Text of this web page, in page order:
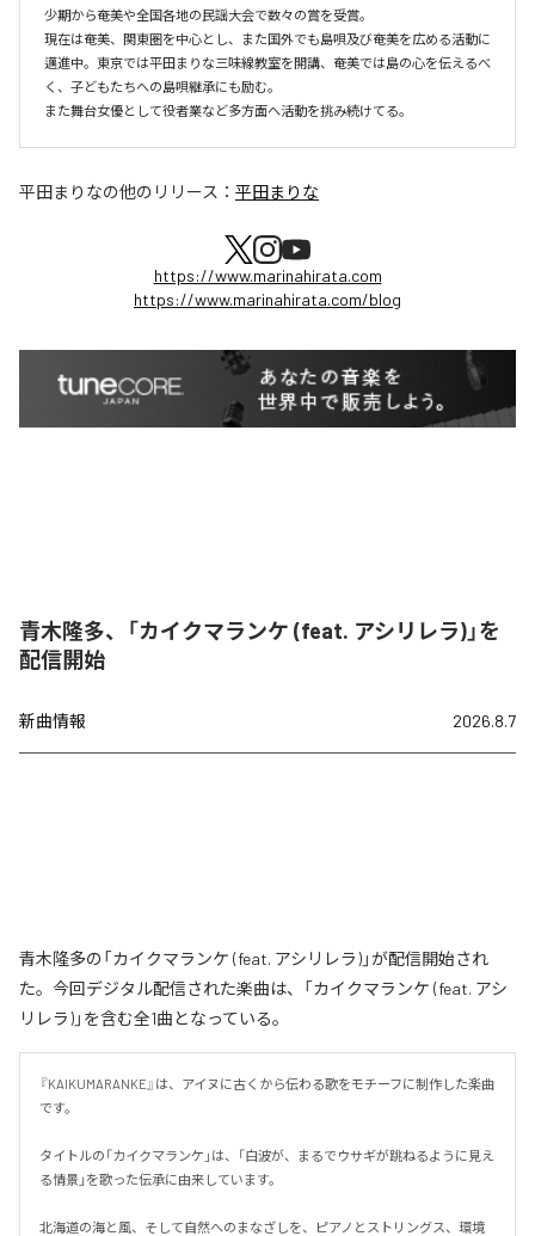
少期から奄美や全国各地の民謡大会で数々の賞を受賞。
現在は奄美、関東圏を中心とし、また国外でも島唄及び奄美を広める活動に
邁進中。東京では平田まりな三味線教室を開講、奄美では島の心を伝えるべ
く、子どもたちへの島唄継承にも励む。
また舞台女優として役者業など多方面へ活動を挑み続けてる。
平田まりなの他のリリース： 平田まりな
https://www.marinahirata.com
https://www.marinahirata.com/blog
青木隆多、「カイクマランケ (feat. アシリレラ)」を
配信開始
新曲情報 2026.8.7
青木隆多の「カイクマランケ (feat. アシリレラ)」が配信開始され
た。今回デジタル配信された楽曲は、「カイクマランケ (feat. アシ
リレラ)」を含む全1曲となっている。
『KAIKUMARANKE』は、アイヌに古くから伝わる歌をモチーフに制作した楽曲
です。
タイトルの「カイクマランケ」は、「白波が、まるでウサギが跳ねるように見え
る情景」を歌った伝承に由来しています。
北海道の海と風、そして自然へのまなざしを、ピアノとストリングス、環境